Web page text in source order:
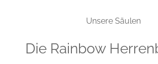
Kollektion